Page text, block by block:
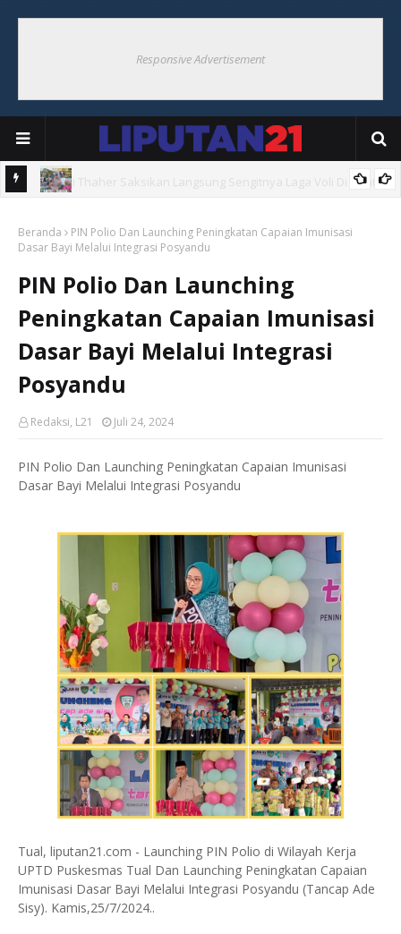
Responsive Advertisement
Warga
Beranda
PIN Polio Dan Launching Peningkatan Capaian Imunisasi
Dasar Bayi Melalui Integrasi Posyandu
PIN Polio Dan Launching
Peningkatan Capaian Imunisasi
Dasar Bayi Melalui Integrasi
Posyandu
Redaksi, L21 Juli 24, 2024
PIN Polio Dan Launching Peningkatan Capaian Imunisasi
Dasar Bayi Melalui Integrasi Posyandu
Tual, liputan21.com - Launching PIN Polio di Wilayah Kerja
UPTD Puskesmas Tual Dan Launching Peningkatan Capaian
Imunisasi Dasar Bayi Melalui Integrasi Posyandu (Tancap Ade
Sisy). Kamis,25/7/2024..